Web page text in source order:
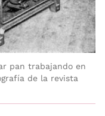
pan trabajando en
de la revista